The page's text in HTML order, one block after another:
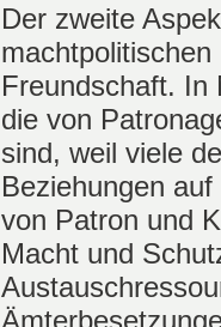
Der zweite
Freundschaft. In
die von
sind, weil viele
Beziehungen
von Patron und
Macht und